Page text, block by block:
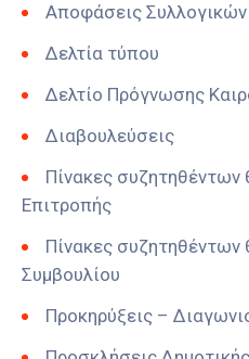
Αποφάσεις
Δελτία τύπου
Δελτίο Πρόγνωσης
Διαβουλεύσεις
Πίνακες
Επιτροπής
Πίνακες
Συμβουλίου
Προκηρύξεις –